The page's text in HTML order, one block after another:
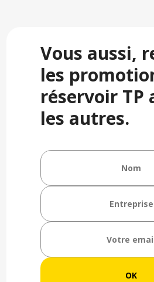
Vous aussi,
les
réservoir TP
les autres.